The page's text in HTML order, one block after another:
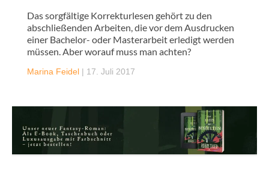
Das sorgfältige Korrekturlesen gehört zu den
abschließenden Arbeiten, die vor dem Ausdrucken
einer Bachelor- oder Masterarbeit erledigt werden
müssen. Aber worauf muss man achten?
Marina Feidel | 17. Juli 2017